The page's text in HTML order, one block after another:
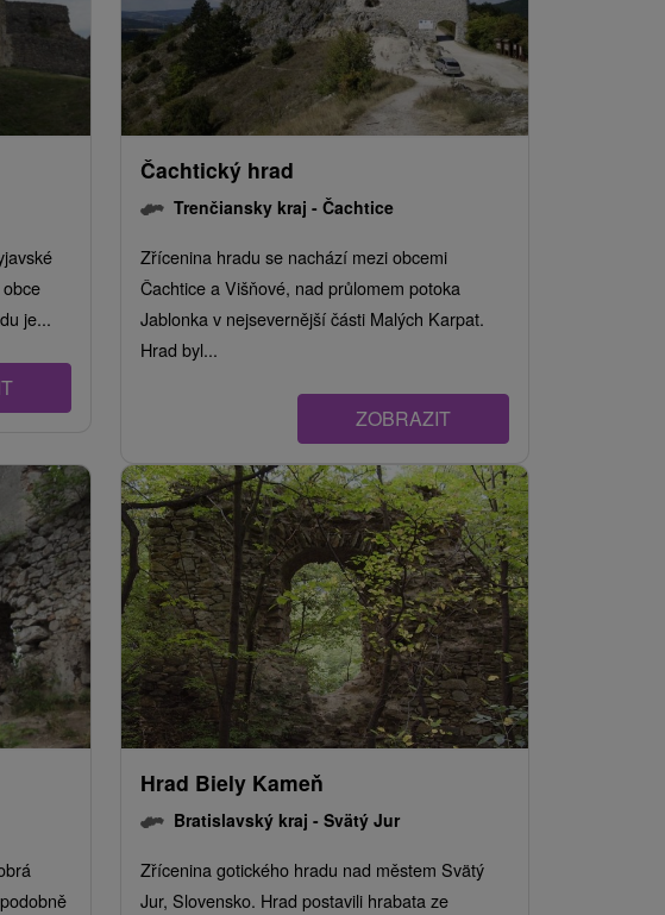
je...
Čachtický hrad
Trenčiansky kraj - Čachtice
Zřícenina hradu se nachází mezi obcemi
Čachtice a Višňové, nad průlomem potoka
Jablonka v nejsevernější části Malých Karpat.
Hrad byl...
ZOBRAZIT
Hrad Biely Kameň
Bratislavský kraj - Svätý Jur
Zřícenina gotického hradu nad městem Svätý
Jur, Slovensko. Hrad postavili hrabata ze